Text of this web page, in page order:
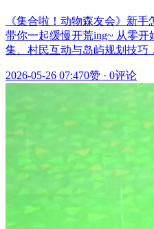
《集合啦！动物森友会》新
带你一起缓慢开荒ing~ 从零
集、村民互动与岛屿规划技巧
2026-05-26 07:470赞 · 0评论